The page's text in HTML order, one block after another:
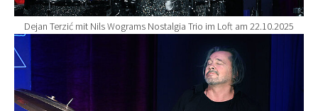
Dejan Terzić mit Nils Wograms Nostalgia Trio im Loft am 22.10.2025
Show larger version for: